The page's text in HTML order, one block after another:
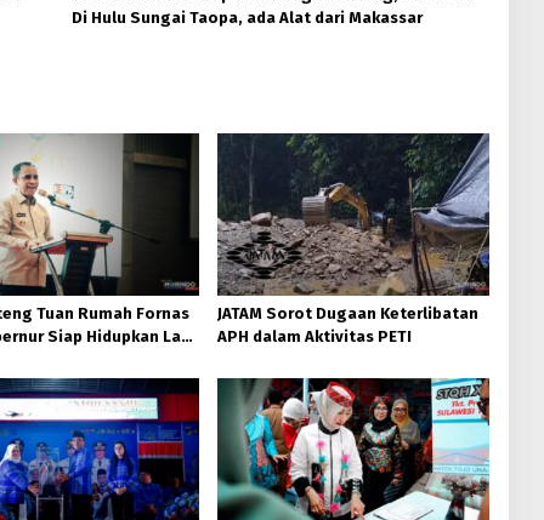
Di Hulu Sungai Taopa, ada Alat dari Makassar
Tuan Rumah Fornas
Siap Hidupkan Lagi
JATAM Sorot Dugaan Keterlibatan
APH dalam Aktivitas PETI